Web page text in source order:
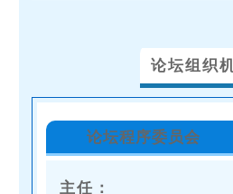
论坛组织
论坛程序委员会
主任：